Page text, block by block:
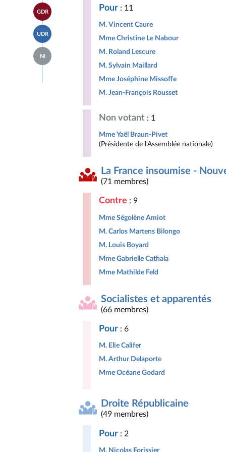
Horizons
&
Indépendants
du
groupe
Libertés,
Indépendants,
Outre-
mer
et
Territoires
Accéder
à la
page
du
groupe
Gauche
Démocrate
et
GDR
Accéder
à la
page
du
groupe
UDR
Accéder
à la
page
groupe
NI
Pour : 11
M. Vincent Caure
Mme Christine Le Nabour
M. Roland Lescure
M. Sylvain Maillard
Mme Joséphine Missoffe
M. Jean-François Rousset
Non votant : 1
Mme Yaël Braun-Pivet
(Présidente de l'Assemblée nationale)
La France insoumise -
(71 membres)
Contre : 9
Mme Ségolène Amiot
M. Carlos Martens Bilongo
M. Louis Boyard
Mme Gabrielle Cathala
Mme Mathilde Feld
Socialistes et apparentés
(66 membres)
Pour : 6
M. Elie Califer
M. Arthur Delaporte
Mme Océane Godard
Droite Républicaine
(49 membres)
Pour : 2
M. Nicolas Forissier